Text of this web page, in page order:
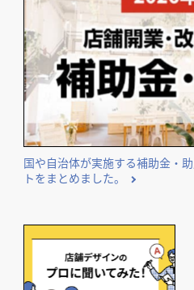
国や自治体が実施する補助金・
トをまとめました。